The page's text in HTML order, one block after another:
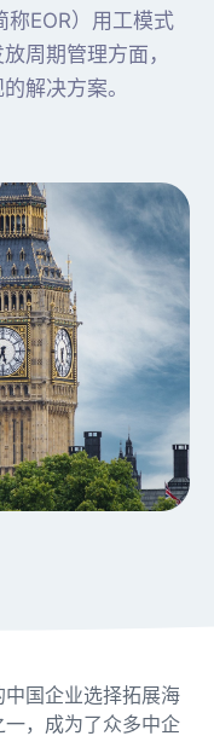
EOR）用工模式
周期管理方面，
解决方案。
国企业选择拓展海
，成为了众多中企